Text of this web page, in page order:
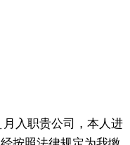
入职贵公司，本人进